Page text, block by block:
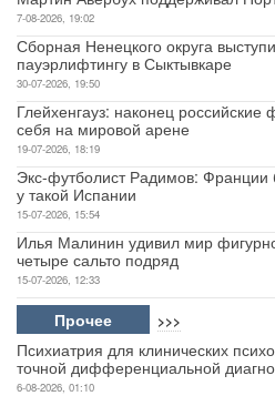
7-08-2026, 19:02
Сборная Ненецкого округа
пауэрлифтингу в Сыктывкаре
30-07-2026, 19:50
Глейхенгауз: наконец российские
себя на мировой арене
19-07-2026, 18:19
Экс-футболист Радимов: Франции
у такой Испании
15-07-2026, 15:54
Илья Малинин удивил мир
четыре сальто подряд
15-07-2026, 12:33
Прочее >>>
Психиатрия для клинических
точной дифференциальной
6-08-2026, 01:10